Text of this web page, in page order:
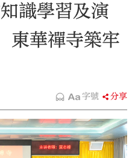
識學習及演
華禪寺築牢
字號 分享